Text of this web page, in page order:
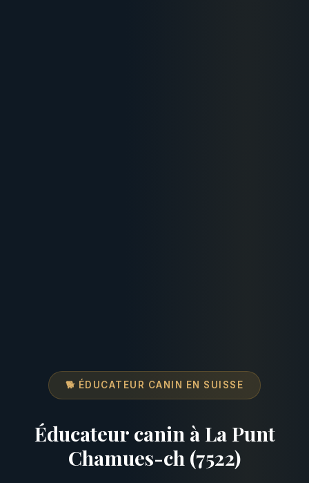
🐕 ÉDUCATEUR CANIN EN SUISSE
Éducateur canin à La Punt
Chamues-ch (7522)